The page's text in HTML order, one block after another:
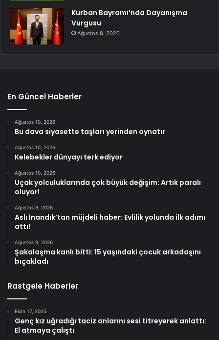
Kurban Bayramı’nda Dayanışma
Vurgusu
Ağustos 8, 2026
En Güncel Haberler
Ağustos 10, 2026
Bu dava siyasette taşları yerinden oynatır
Ağustos 10, 2026
Kelebekler dünyayı terk ediyor
Ağustos 10, 2026
Uçak yolculuklarında çok büyük değişim: Artık paralı
oluyor!
Ağustos 9, 2026
Aslı İnandık’tan müjdeli haber: Evlilik yolunda ilk adımı
attı!
Ağustos 9, 2026
Şakalaşma kanlı bitti: 15 yaşındaki çocuk arkadaşını
bıçakladı
Rastgele Haberler
Ekim 17, 2025
Genç kız uğradığı taciz anlarını sesi titreyerek anlattı:
El atmaya çalıştı